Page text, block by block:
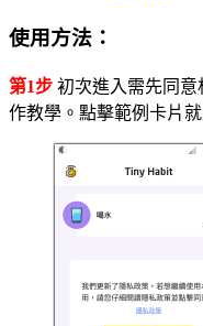
使用方法：
第1步 初次進入需先同
作教學。點擊範例卡片